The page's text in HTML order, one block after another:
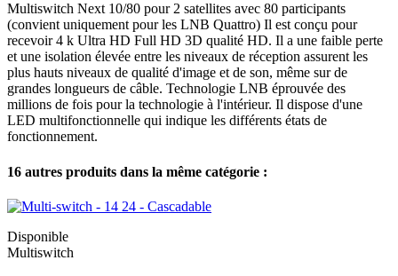
Multiswitch Next 10/80 pour 2 satellites avec 80 participants
(convient uniquement pour les LNB Quattro) Il est conçu pour
recevoir 4 k Ultra HD Full HD 3D qualité HD. Il a une faible perte
et une isolation élevée entre les niveaux de réception assurent les
plus hauts niveaux de qualité d'image et de son, même sur de
grandes longueurs de câble. Technologie LNB éprouvée des
millions de fois pour la technologie à l'intérieur. Il dispose d'une
LED multifonctionnelle qui indique les différents états de
fonctionnement.
16 autres produits dans la même catégorie :
Disponible
Multiswitch